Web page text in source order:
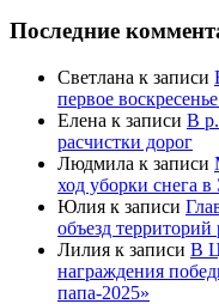
Последние
Светлана к записи
первое
Елена к записи В
расчистки дорог
Людмила к записи
ход уборки снега в
Юлия к записи
объезд
Лилия к записи В
награждения
папа-2025»